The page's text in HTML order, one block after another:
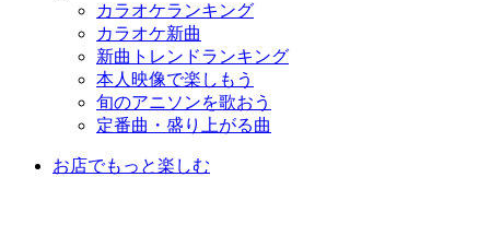
カラオケランキング
カラオケ新曲
新曲トレンドランキング
本人映像で楽しもう
旬のアニソンを歌おう
定番曲・盛り上がる曲
お店でもっと楽しむ